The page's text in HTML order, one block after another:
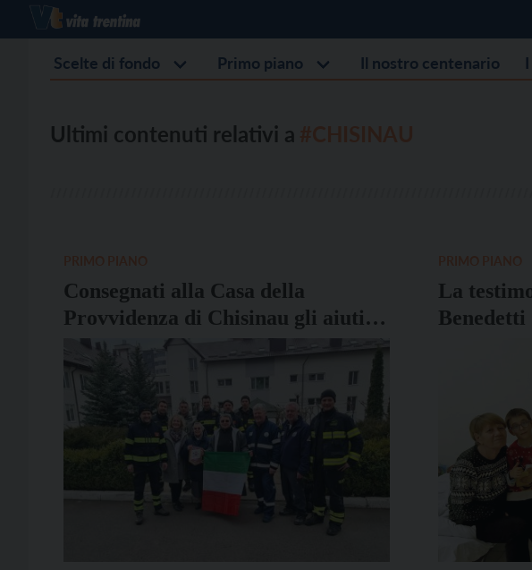
Scelte di fondo Primo piano Il nostro centenario
Ultimi contenuti relativi a
Consegnati alla Casa della
Provvidenza di Chisinau gli aiuti
donati dalla Caritas
La
Benedetti
nostri